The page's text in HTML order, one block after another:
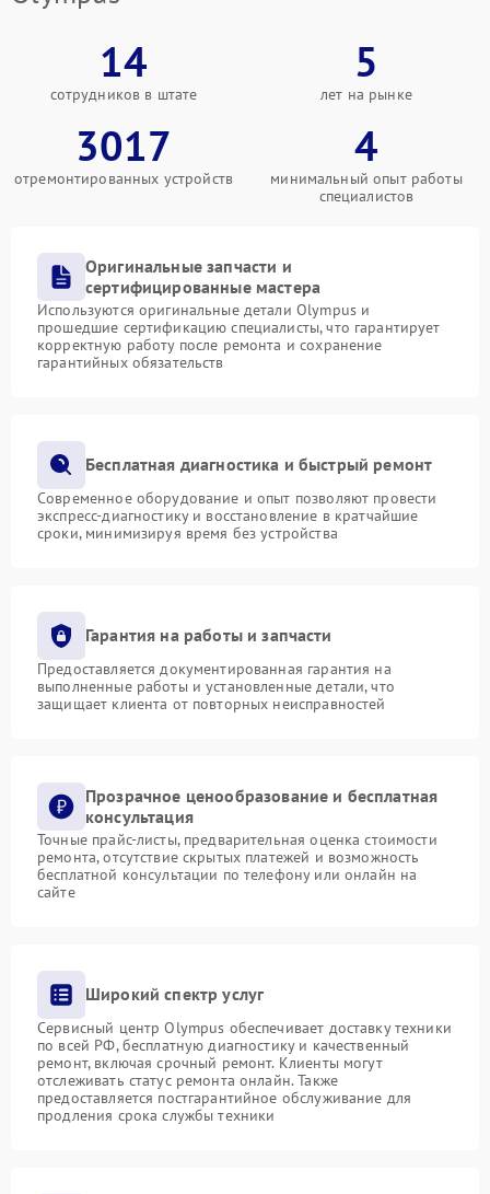
14
сотрудников в штате
5
лет на рынке
3017
отремонтированных устройств
4
минимальный опыт работы
специалистов
Оригинальные запчасти и
сертифицированные мастера
Используются оригинальные детали Olympus и
прошедшие сертификацию специалисты, что гарантирует
корректную работу после ремонта и сохранение
гарантийных обязательств
Бесплатная диагностика и быстрый ремонт
Современное оборудование и опыт позволяют провести
экспресс-диагностику и восстановление в кратчайшие
сроки, минимизируя время без устройства
Гарантия на работы и запчасти
Предоставляется документированная гарантия на
выполненные работы и установленные детали, что
защищает клиента от повторных неисправностей
Прозрачное ценообразование и бесплатная
консультация
Точные прайс-листы, предварительная оценка стоимости
ремонта, отсутствие скрытых платежей и возможность
бесплатной консультации по телефону или онлайн на
сайте
Широкий спектр услуг
Сервисный центр Olympus обеспечивает доставку техники
по всей РФ, бесплатную диагностику и качественный
ремонт, включая срочный ремонт. Клиенты могут
отслеживать статус ремонта онлайн. Также
предоставляется постгарантийное обслуживание для
продления срока службы техники